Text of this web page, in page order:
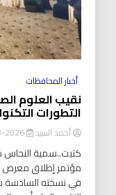
أخبار المحافظات
نقيب العلوم
التطورات
أحمد السيد 2026-08-04
كتبت..سمية النحاس
مؤتمر إطلاق معرض
في نسخته السادسة